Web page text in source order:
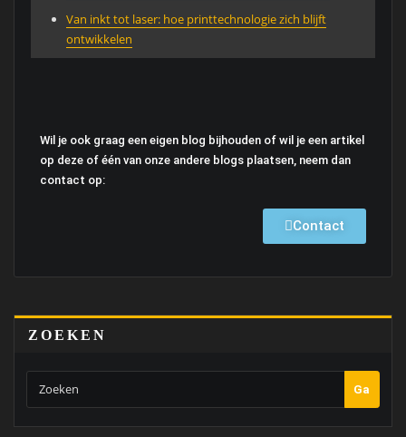
Van inkt tot laser: hoe printtechnologie zich blijft
ontwikkelen
Wil je ook graag een eigen blog bijhouden of wil je een artikel
op deze of één van onze andere blogs plaatsen, neem dan
contact op:
Contact
ZOEKEN
Ga